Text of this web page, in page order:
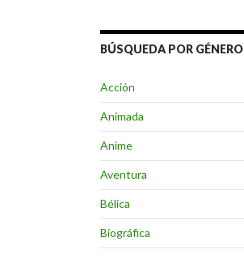
BÚSQUEDA POR GÉNERO
Acción
Animada
Anime
Aventura
Bélica
Biográfica